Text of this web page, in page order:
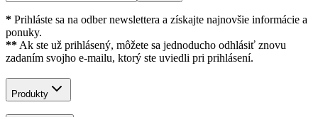
* Prihláste sa na odber newslettera a získajte najnovšie informácie a
ponuky.
** Ak ste už prihlásený, môžete sa jednoducho odhlásiť znovu
zadaním svojho e-mailu, ktorý ste uviedli pri prihlásení.
Produkty